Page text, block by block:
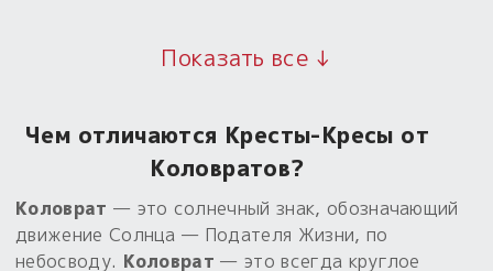
Показать все ↓
Чем отличаются Кресты-Кресы от
Коловратов?
Коловрат — это солнечный знак, обозначающий
движение Солнца — Подателя Жизни, по
небосводу. Коловрат — это всегда круглое